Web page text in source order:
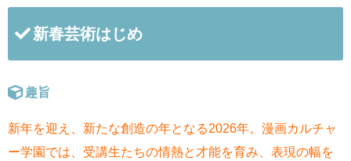
新春芸術はじめ
趣旨
新年を迎え、新たな創造の年となる2026年。漫画カルチャ
ー学園では、受講生たちの情熱と才能を育み、表現の幅を